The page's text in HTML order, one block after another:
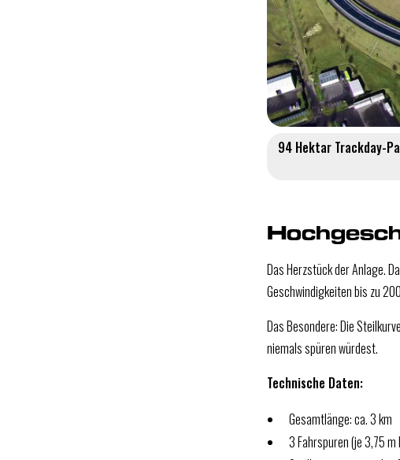
94 Hektar Trackday-
Das Herzstück der Anlage.
Geschwindigkeiten bis zu
Das Besondere: Die
niemals spüren würdest.
Technische Daten:
Gesamtlänge: ca. 3 km
3 Fahrspuren (je 3,75